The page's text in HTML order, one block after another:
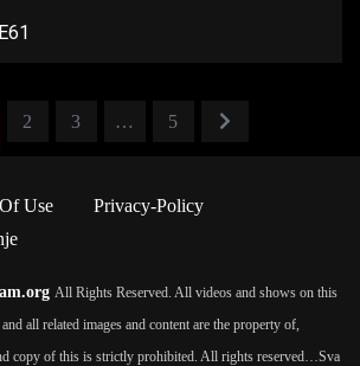
2 3 … 5
Use
Privacy-Policy
All Rights Reserved. All videos and shows on this
all related images and content are the property of,
copy of this is strictly prohibited. All rights reserved… Sva